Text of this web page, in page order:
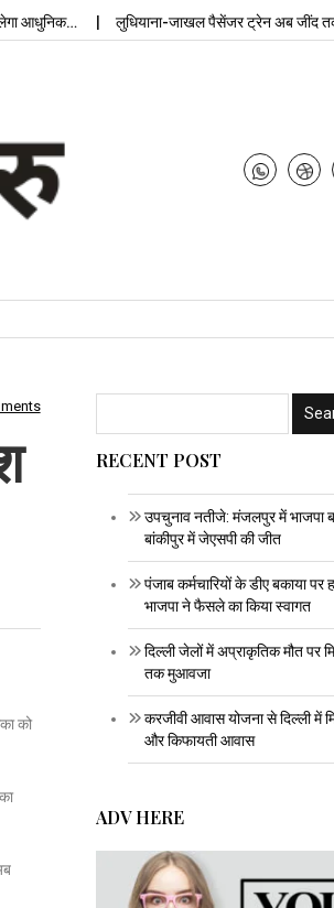
आधुनिक… लुधियाना-जाखल पैसेंजर ट्रेन अब जींद तक
को
RECENT POST
उपचुनाव नतीजे: मंजलपुर में भाजपा
बांकीपुर में जेएसपी की जीत
पंजाब कर्मचारियों के डीए बकाया पर
भाजपा ने फैसले का किया स्वागत
दिल्ली जेलों में अप्राकृतिक मौत पर
तक मुआवजा
करजीवी आवास योजना से दिल्ली में
और किफायती आवास
ADV HERE